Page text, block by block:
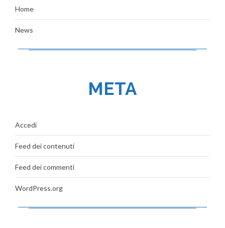
Home
News
META
Accedi
Feed dei contenuti
Feed dei commenti
WordPress.org